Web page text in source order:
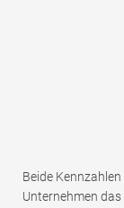
Beide
Unternehmen